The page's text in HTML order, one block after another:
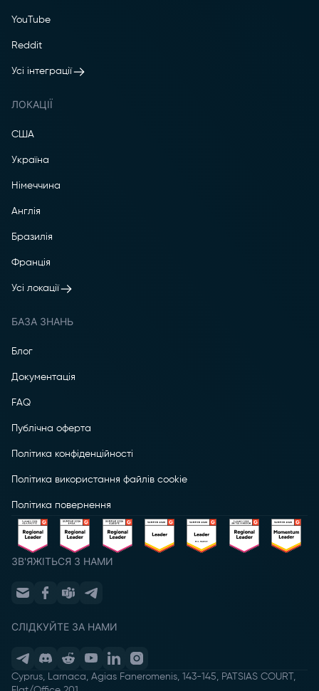
YouTube
Reddit
Усі інтеграції
ЛОКАЦІЇ
США
Україна
Німеччина
Англія
Бразилія
Франція
Усі локації
БАЗА ЗНАНЬ
Блог
Документація
FAQ
Публічна оферта
Політика конфіденційності
Політика використання файлів cookie
Політика повернення
ЗВ'ЯЖІТЬСЯ З НАМИ
СЛІДКУЙТЕ ЗА НАМИ
Cyprus, Larnaca, Agias Faneromenis, 143-145, PATSIAS COURT,